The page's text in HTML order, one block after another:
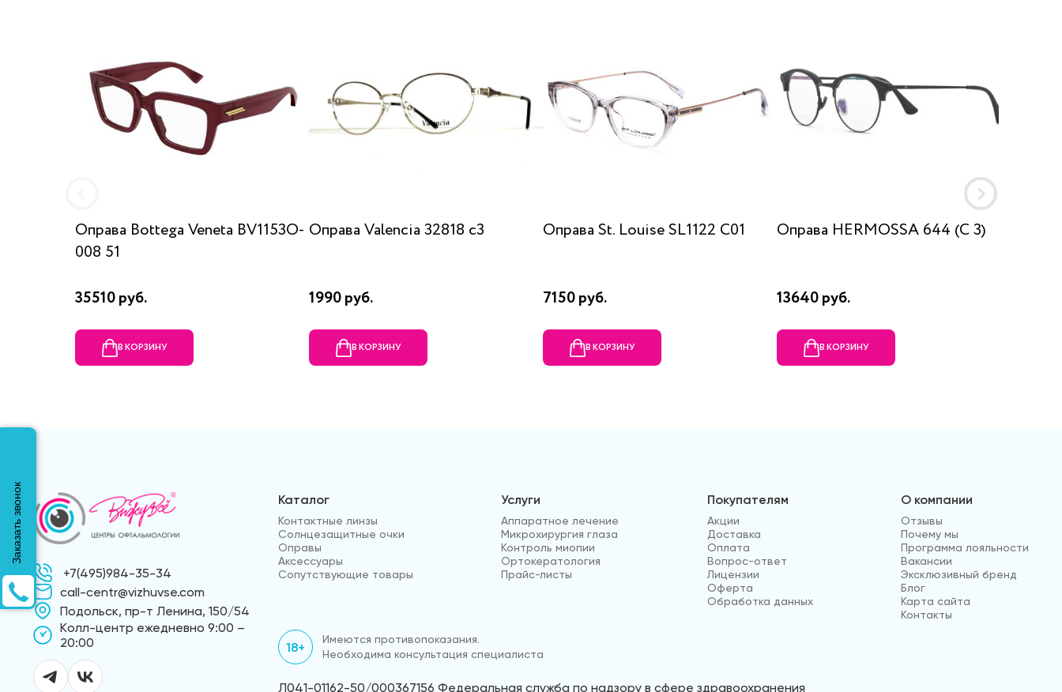
Оправа Bottega Veneta BV1153O-
008 51
35510 руб.
В КОРЗИНУ
Оправа Valencia 32818 c3
1990 руб.
В КОРЗИНУ
Оправа St. Louise SL1122 C01
7150 руб.
В КОРЗИНУ
Оправа HERMOSSA 644 (C 3)
13640 руб.
В КОРЗИНУ
+7(495)984-35-34
call-centr@vizhuvse.com
Подольск, пр-т Ленина, 150/54
Kолл-центр ежедневно 9:00 –
20:00
Каталог
Контактные линзы
Солнцезащитные очки
Оправы
Аксессуары
Сопутствующие товары
Услуги
Аппаратное лечение
Микрохирургия глаза
Контроль миопии
Ортокератология
Прайс-листы
Покупателям
Акции
Доставка
Оплата
Вопрос-ответ
Лицензии
Оферта
Обработка данных
О компании
Отзывы
Почему мы
Программа лояльности
Вакансии
Эксклюзивный бренд
Блог
Карта сайта
Контакты
18+
Имеются противопоказания.
Необходима консультация специалиста
Л041-01162-50/000367156 Федеральная служба по надзору в сфере здравоохранения
Заказать звонок